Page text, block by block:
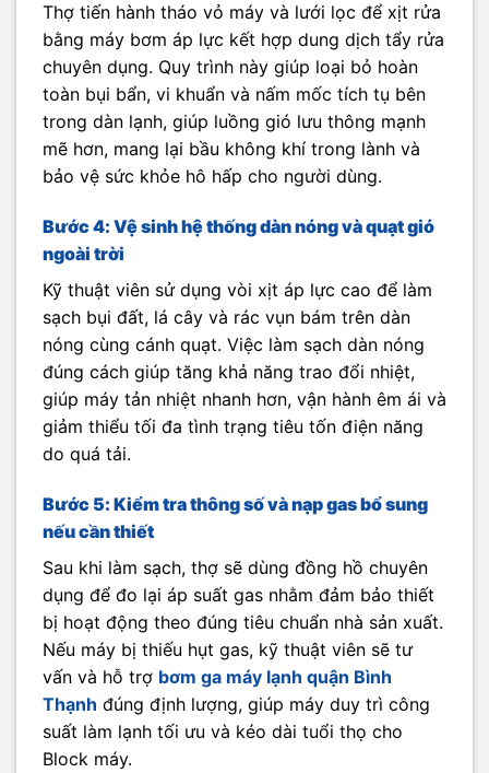
Thợ tiến hành tháo vỏ máy và lưới lọc để xịt rửa
bằng máy bơm áp lực kết hợp dung dịch tẩy rửa
chuyên dụng. Quy trình này giúp loại bỏ hoàn
toàn bụi bẩn, vi khuẩn và nấm mốc tích tụ bên
trong dàn lạnh, giúp luồng gió lưu thông mạnh
mẽ hơn, mang lại bầu không khí trong lành và
bảo vệ sức khỏe hô hấp cho người dùng.
Bước 4: Vệ sinh hệ thống dàn nóng và quạt gió
ngoài trời
Kỹ thuật viên sử dụng vòi xịt áp lực cao để làm
sạch bụi đất, lá cây và rác vụn bám trên dàn
nóng cùng cánh quạt. Việc làm sạch dàn nóng
đúng cách giúp tăng khả năng trao đổi nhiệt,
giúp máy tản nhiệt nhanh hơn, vận hành êm ái và
giảm thiểu tối đa tình trạng tiêu tốn điện năng
do quá tải.
Bước 5: Kiểm tra thông số và nạp gas bổ sung
nếu cần thiết
Sau khi làm sạch, thợ sẽ dùng đồng hồ chuyên
dụng để đo lại áp suất gas nhằm đảm bảo thiết
bị hoạt động theo đúng tiêu chuẩn nhà sản xuất.
Nếu máy bị thiếu hụt gas, kỹ thuật viên sẽ tư
vấn và hỗ trợ bơm ga máy lạnh quận Bình
Thạnh đúng định lượng, giúp máy duy trì công
suất làm lạnh tối ưu và kéo dài tuổi thọ cho
Block máy.